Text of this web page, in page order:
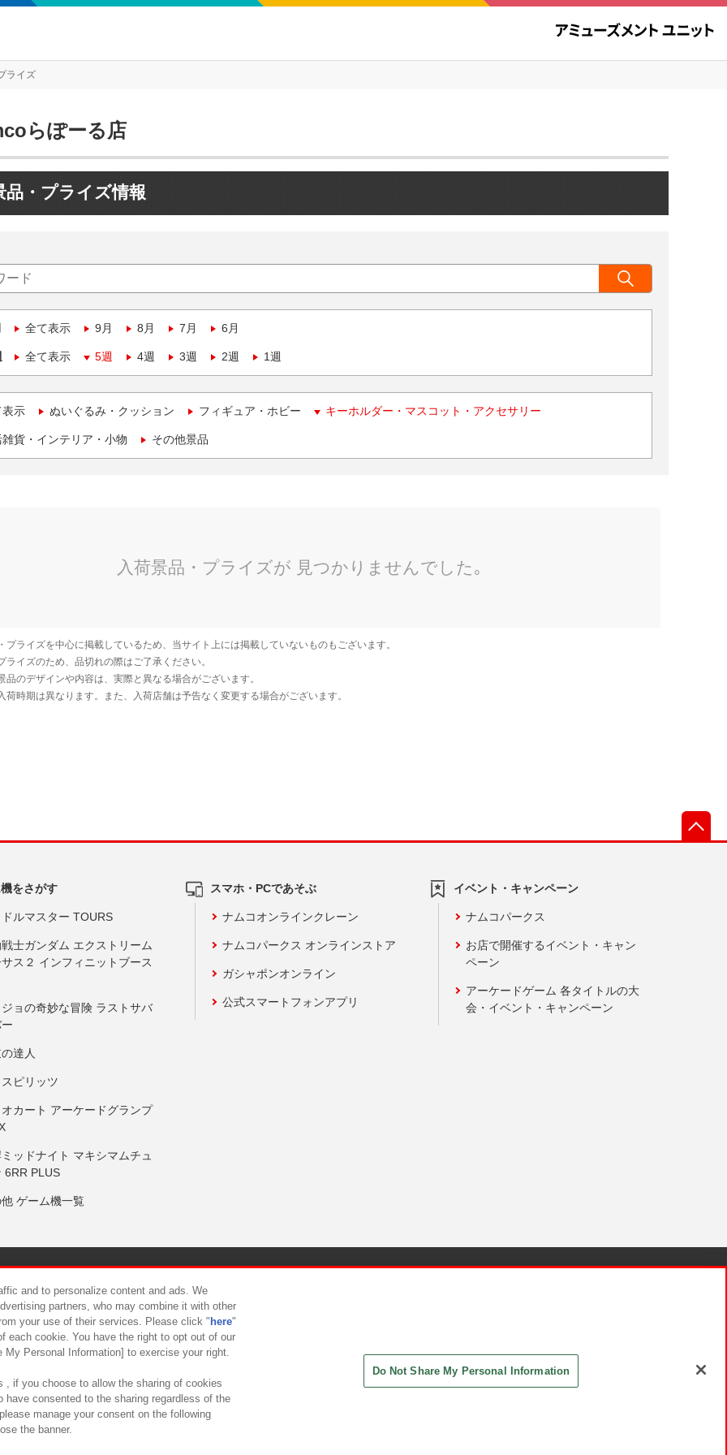
ライズ
らぽーる店
品・プライズ情報
全て表示 9月 8月 7月 6月
全て表示 5週 4週 3週 2週 1週
表示 ぬいぐるみ・クッション フィギュア・ホビー キーホルダー・マスコット・アクセサリー
貨・インテリア・小物 その他景品
をさがす
ルマスター TOURS
士ガンダム エクストリーム
ス２ インフィニットブース
ョの奇妙な冒険 ラストサバ
達人
ピリッツ
カート アーケードグランプ
ッドナイト マキシマムチュ
6RR PLUS
ゲーム機一覧
スマホ・PCであそぶ
ナムコオンラインクレーン
ナムコパークス オンラインストア
ガシャポンオンライン
公式スマートフォンアプリ
イベント・キャンペーン
ナムコパークス
お店で開催するイベント・キャン
ペーン
アーケードゲーム 各タイトルの大
会・イベント・キャンペーン
について カスタマーハラスメント対応方針
and to personalize content and ads. We
partners, who may combine it with other
your use of their services. Please click " here"
each cookie. You have the right to opt out of our
Personal Information] to exercise your right.
, if you choose to allow the sharing of cookies
have consented to the sharing regardless of the
manage your consent on the following
the banner.
Do Not Share My Personal Information